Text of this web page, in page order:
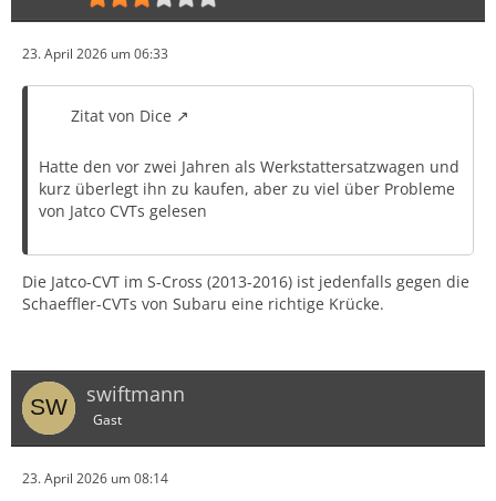
23. April 2026 um 06:33
Zitat von Dice
Hatte den vor zwei Jahren als Werkstattersatzwagen und
kurz überlegt ihn zu kaufen, aber zu viel über Probleme
von Jatco CVTs gelesen
Die Jatco-CVT im S-Cross (2013-2016) ist jedenfalls gegen die
Schaeffler-CVTs von Subaru eine richtige Krücke.
swiftmann
Gast
23. April 2026 um 08:14